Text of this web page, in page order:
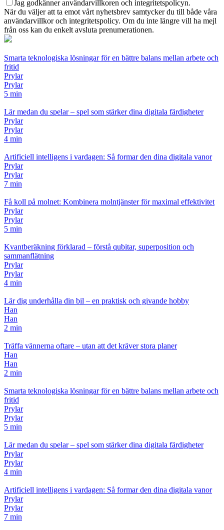
Jag godkänner användarvillkoren och integritetspolicyn.
När du väljer att ta emot vårt nyhetsbrev samtycker du till både våra
användarvillkor och integritetspolicy. Om du inte längre vill ha mejl
från oss kan du enkelt avsluta prenumerationen.
Smarta teknologiska lösningar för en bättre balans mellan arbete och
fritid
Prylar
Prylar
5 min
Lär medan du spelar – spel som stärker dina digitala färdigheter
Prylar
Prylar
4 min
Artificiell intelligens i vardagen: Så formar den dina digitala vanor
Prylar
Prylar
7 min
Få koll på molnet: Kombinera molntjänster för maximal effektivitet
Prylar
Prylar
5 min
Kvantberäkning förklarad – förstå qubitar, superposition och
sammanflätning
Prylar
Prylar
4 min
Lär dig underhålla din bil – en praktisk och givande hobby
Han
Han
2 min
Träffa vännerna oftare – utan att det kräver stora planer
Han
Han
2 min
Smarta teknologiska lösningar för en bättre balans mellan arbete och
fritid
Prylar
Prylar
5 min
Lär medan du spelar – spel som stärker dina digitala färdigheter
Prylar
Prylar
4 min
Artificiell intelligens i vardagen: Så formar den dina digitala vanor
Prylar
Prylar
7 min